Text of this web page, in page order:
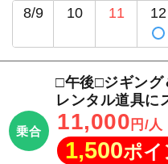
8/9 10 11 12
乗合
□午後□ジギング
レンタル道具に
11,000 円/人
1,500ポイ